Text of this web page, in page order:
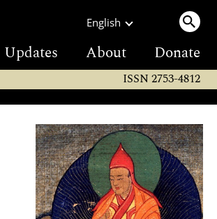
English
Updates About Donate
ISSN 2753-4812